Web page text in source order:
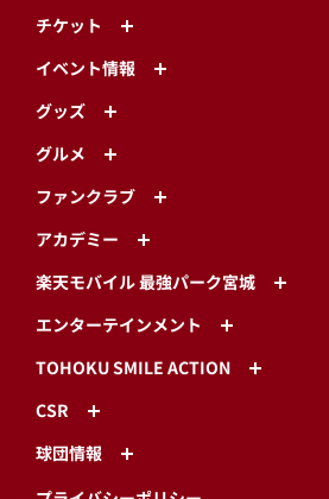
チケット
イベント情報
グッズ
グルメ
ファンクラブ
アカデミー
楽天モバイル 最強パーク宮城
エンターテインメント
TOHOKU SMILE ACTION
CSR
球団情報